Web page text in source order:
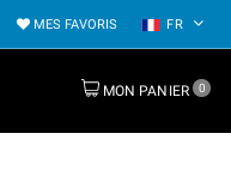
MES FAVORIS FR
MON PANIER 0